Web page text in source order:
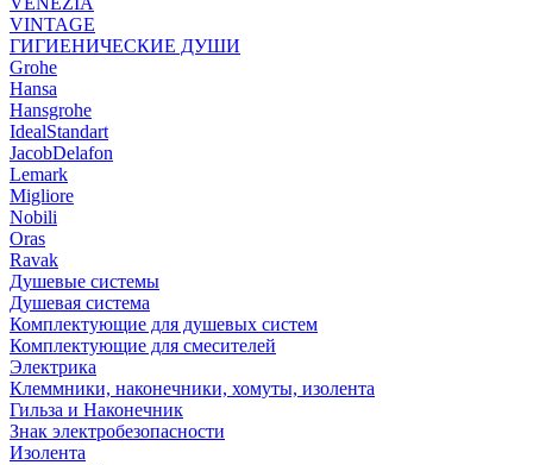
VINTAGE
ГИГИЕНИЧЕСКИЕ ДУШИ
Grohe
Hansa
Hansgrohe
IdealStandart
JacobDelafon
Lemark
Migliore
Nobili
Oras
Ravak
Душевые системы
Душевая система
Комплектующие для душевых систем
Комплектующие для смесителей
Электрика
Клеммники, наконечники, хомуты, изолента
Гильза и Наконечник
Знак электробезопасности
Изолента